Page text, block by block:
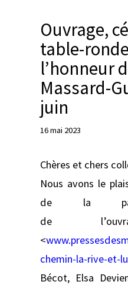
Ouvrage,
table-
l’honneur
Massard-
juin
16 mai 2023
Chères et chers
Nous avons le
de la
de
<
chemin-la-rive-et-
Bécot, Elsa